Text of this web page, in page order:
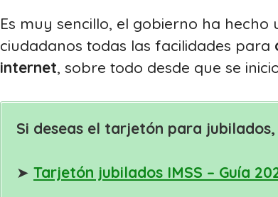
Es muy sencillo, el gobierno ha
ciudadanos todas las facilidades para
internet, sobre todo desde que se
Si deseas el tarjetón para
➤ Tarjetón jubilados IMSS – Guía